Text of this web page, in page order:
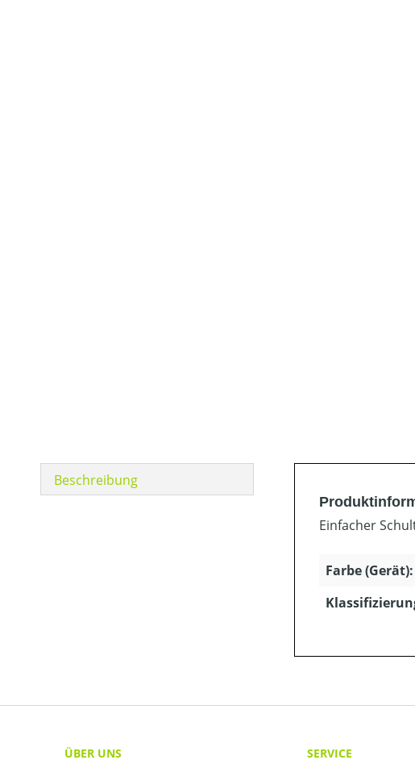
Beschreibung
Einfacher
Farbe (Gerät):
ÜBER UNS
SERVICE